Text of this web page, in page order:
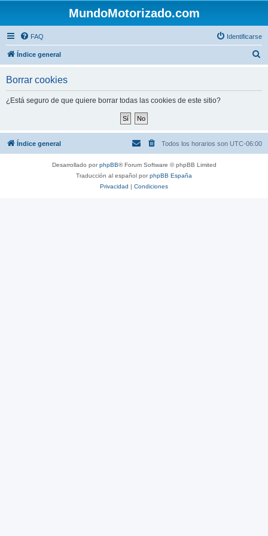
MundoMotorizado.com
FAQ Identificarse
Índice general
Borrar cookies
¿Está seguro de que quiere borrar todas las cookies de este sitio?
Índice general Todos los horarios son UTC-06:00
Desarrollado porphpBB® Forum Software © phpBB Limited
Traducción al español porphpBB España
Privacidad | Condiciones